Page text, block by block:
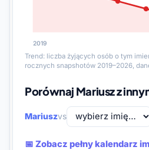
2019
Trend: liczba żyjących osób o tym
rocznych snapshotów 2019–2026,
Porównaj Mariusz z
Mariuszvs
📅 Zobacz pełny kalendarz